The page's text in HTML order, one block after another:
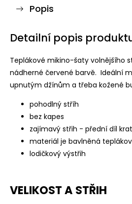
Popis
Detailní popis
Teplákové mikino-šaty volnějšího
nádherné červené barvě. Ideální
upnutým džínům a třeba kožené
pohodlný stříh
bez kapes
zajímavý střih - přední díl
materiál je bavlněná
lodičkový výstřih
VELIKOST A STŘIH